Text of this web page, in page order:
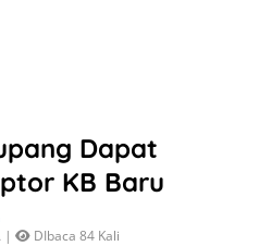
Dapat
KB Baru
|
DIbaca 84 Kali